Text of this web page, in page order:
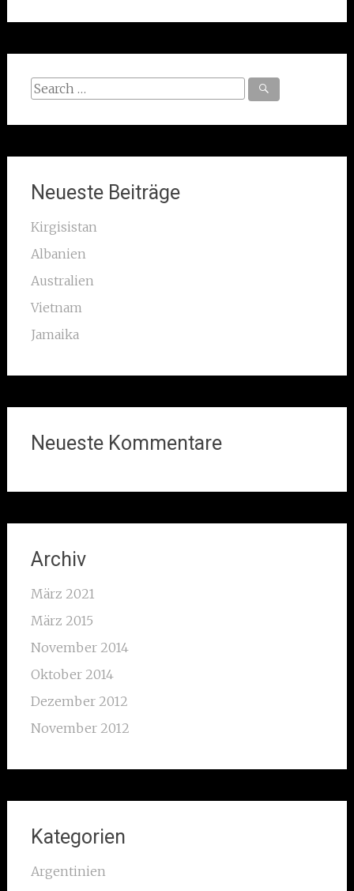
Search
Neueste Beiträge
Kirgisistan
Albanien
Australien
Vietnam
Jamaika
Neueste Kommentare
Archiv
März 2021
März 2015
November 2014
Oktober 2014
Dezember 2012
November 2012
Kategorien
Argentinien